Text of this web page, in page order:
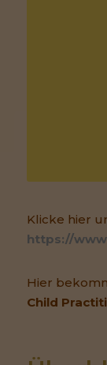
Klicke hier
https://
Hier
Child